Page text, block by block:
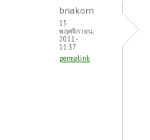
bnakorn
15
พฤศจิกายน,
2011 -
11:37
permalink